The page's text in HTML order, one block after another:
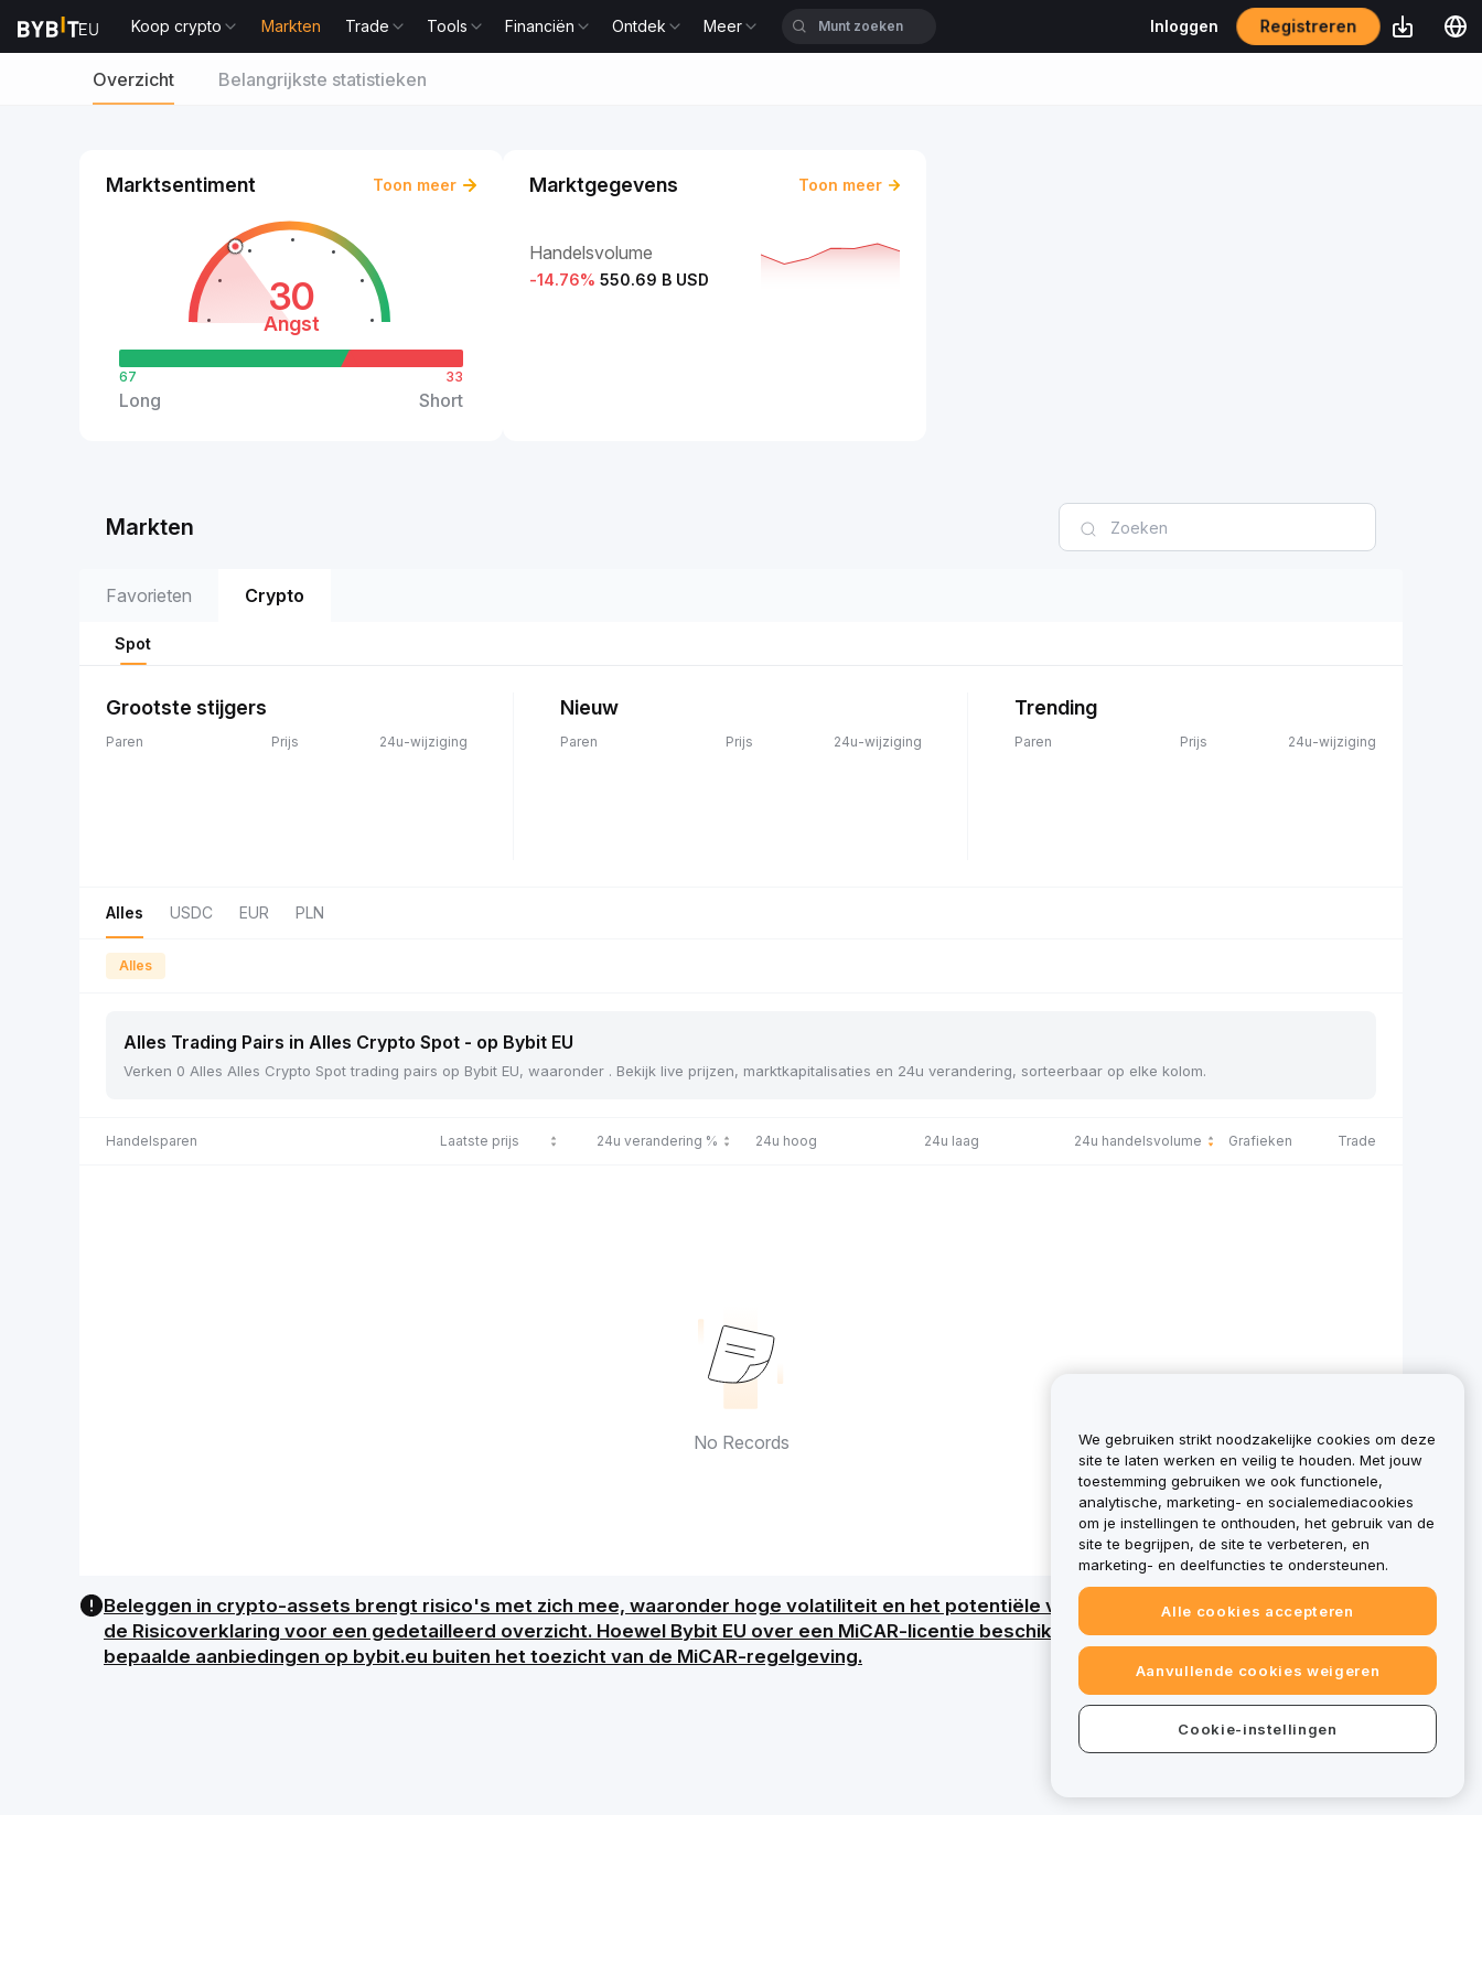
Koop crypto Markten Trade Tools Financiën Ontdek Meer Inloggen Registreren
Overzicht Belangrijkste statistieken
Marktsentiment Toon meer
30
Angst
67
Long
33
Short
Marktgegevens Toon meer
Handelsvolume
-14.76% 550.69 B USD
Markten
Favorieten Crypto
Spot
Grootste stijgers
Paren Prijs 24u-wijziging
Nieuw
Paren Prijs 24u-wijziging
Trending
Paren Prijs 24u-wijziging
Alles USDC EUR PLN
Alles
Alles Trading Pairs in Alles Crypto Spot - op Bybit EU
Verken 0 Alles Alles Crypto Spot trading pairs op Bybit EU, waaronder . Bekijk live prijzen, marktkapitalisaties en 24u verandering, sorteerbaar op elke kolom.
Handelsparen Laatste prijs 24u verandering % 24u hoog 24u laag 24u handelsvolume Grafieken Trade
No Records
Beleggen in crypto-assets brengt risico's met zich mee, waaronder hoge volatiliteit en het potentiële verlies van al het kapitaal. Raadpleeg
de Risicoverklaring voor een gedetailleerd overzicht. Hoewel Bybit EU over een MiCAR-licentie beschikt voor specifieke diensten, vallen
bepaalde aanbiedingen op bybit.eu buiten het toezicht van de MiCAR-regelgeving.
We gebruiken strikt noodzakelijke cookies om deze
site te laten werken en veilig te houden. Met jouw
toestemming gebruiken we ook functionele,
analytische, marketing- en socialemediacookies
om je instellingen te onthouden, het gebruik van de
site te begrijpen, de site te verbeteren, en
marketing- en deelfuncties te ondersteunen.
Alle cookies accepteren
Aanvullende cookies weigeren
Cookie-instellingen